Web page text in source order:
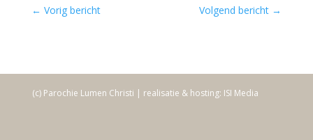
← Vorig bericht Volgend bericht →
(c) Parochie Lumen Christi | realisatie & hosting: ISI Media